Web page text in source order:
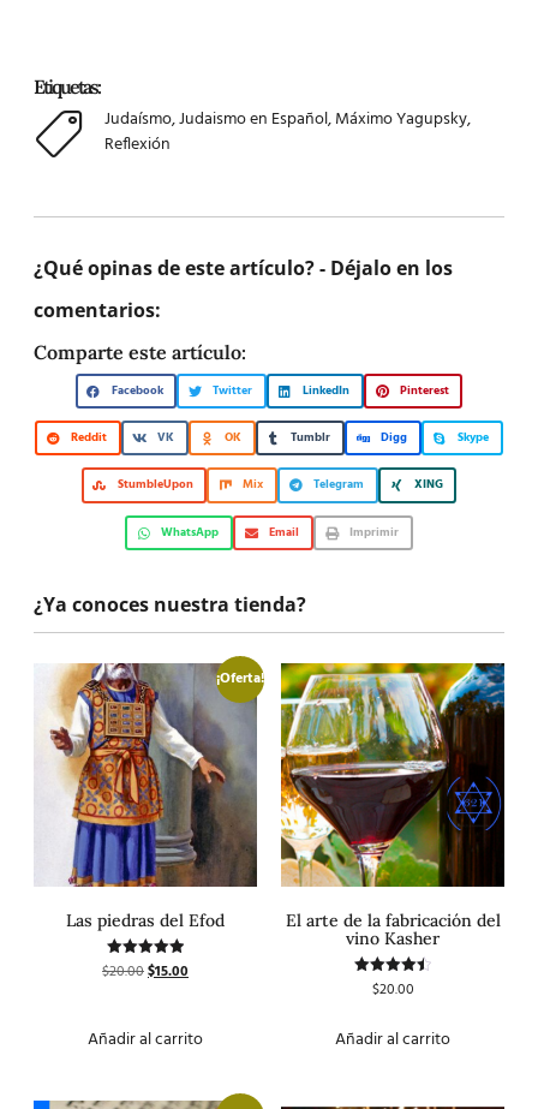
Etiquetas:
Judaísmo,Judaismo en Español,Máximo Yagupsky,
Reflexión
¿Qué opinas de este artículo? - Déjalo en los
comentarios:
Comparte este artículo:
Facebook Twitter LinkedIn Pinterest
Reddit VK OK Tumblr Digg Skype
StumbleUpon Mix Telegram XING
WhatsApp Email Imprimir
¿Ya conoces nuestra tienda?
¡Oferta!
Las piedras del Efod
Valorado
con
$20.00$15.00
Añadir al carrito
El arte de la fabricación del
vino Kasher
Valorado
$20.00
Añadir al carrito